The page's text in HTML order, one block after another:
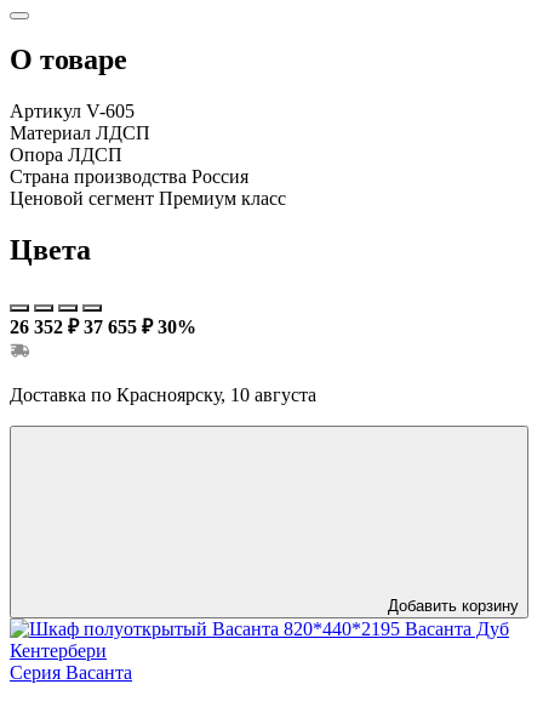
О товаре
Артикул V-605
Материал ЛДСП
Опора ЛДСП
Страна производства Россия
Ценовой сегмент Премиум класс
Цвета
26 352 ₽ 37 655 ₽ 30%
Доставка по Красноярску, 10 августа
Добавить корзину
Серия Васанта